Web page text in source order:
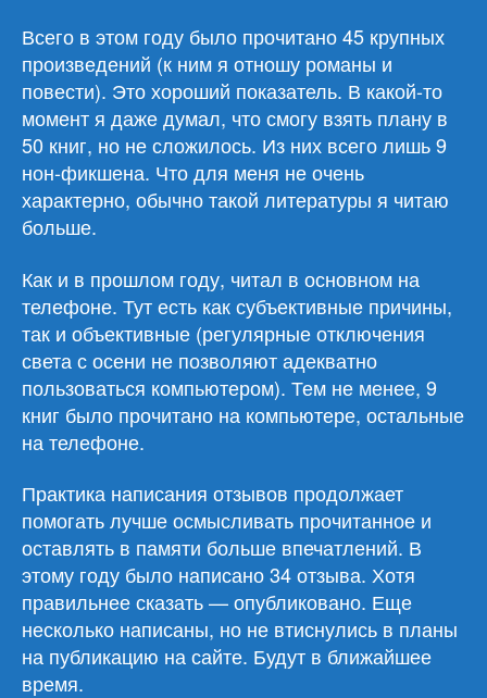
Всего в этом году было прочитано 45 крупных
произведений (к ним я отношу романы и
повести). Это хороший показатель. В какой-то
момент я даже думал, что смогу взять плану в
50 книг, но не сложилось. Из них всего лишь 9
нон-фикшена. Что для меня не очень
характерно, обычно такой литературы я читаю
больше.
Как и в прошлом году, читал в основном на
телефоне. Тут есть как субъективные причины,
так и объективные (регулярные отключения
света с осени не позволяют адекватно
пользоваться компьютером). Тем не менее, 9
книг было прочитано на компьютере, остальные
на телефоне.
Практика написания отзывов продолжает
помогать лучше осмысливать прочитанное и
оставлять в памяти больше впечатлений. В
этому году было написано 34 отзыва. Хотя
правильнее сказать — опубликовано. Еще
несколько написаны, но не втиснулись в планы
на публикацию на сайте. Будут в ближайшее
время.